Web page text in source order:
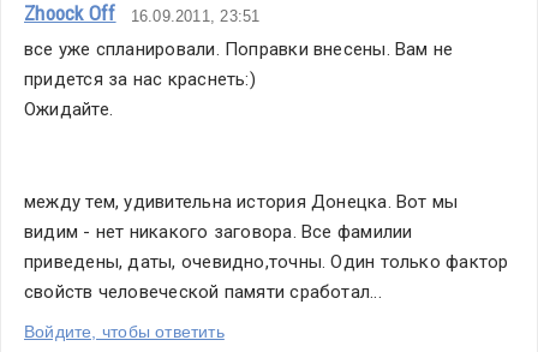
Zhoock Off 16.09.2011, 23:51
все уже спланировали. Поправки внесены. Вам не
придется за нас краснеть:)
Ожидайте.
между тем, удивительна история Донецка. Вот мы
видим - нет никакого заговора. Все фамилии
приведены, даты, очевидно,точны. Один только фактор
свойств человеческой памяти сработал...
Войдите, чтобы ответить